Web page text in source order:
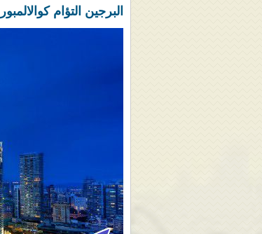
البرجين التؤام كوالالمبور Petronas Twin Towers